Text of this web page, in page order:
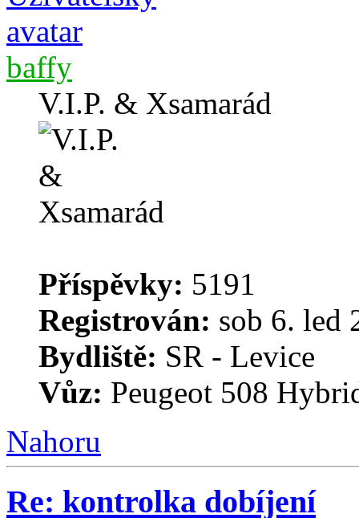
baffy
V.I.P. & Xsamarád
Příspěvky: 5191
Registrován: sob 6. led
Bydliště: SR - Levice
Vůz: Peugeot 508
Nahoru
Re: kontrolka dobíjení